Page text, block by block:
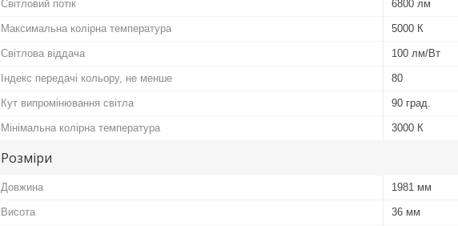
Світловий потік 6800 лм
Максимальна колірна температура 5000 К
Світлова віддача 100 лм/Вт
Індекс передачі кольору, не менше 80
Кут випромінювання світла 90 град.
Мінімальна колірна температура 3000 К
Розміри
Довжина 1981 мм
Висота 36 мм